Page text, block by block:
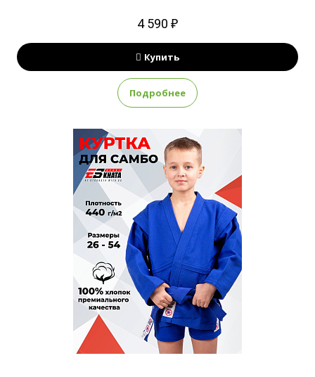
4 590 ₽
Купить
Подробнее